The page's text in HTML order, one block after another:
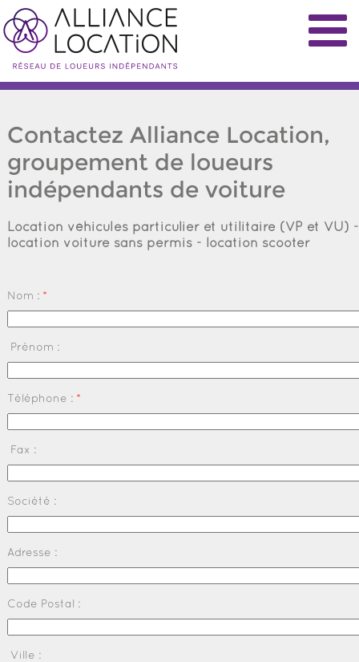
Contactez Alliance Location,
groupement de loueurs
indépendants de voiture
Location véhicules particulier et utilitaire (VP et VU) -
location voiture sans permis - location scooter
Nom : *
Prénom :
Téléphone : *
Fax :
Société :
Adresse :
Code Postal :
Ville :